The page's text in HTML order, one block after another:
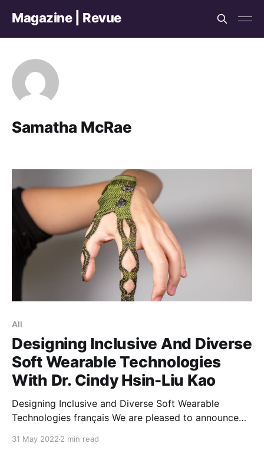
Magazine | Revue
Samatha McRae
All
Designing Inclusive And Diverse
Soft Wearable Technologies
With Dr. Cindy Hsin-Liu Kao
Designing Inclusive and Diverse Soft Wearable
Technologies français We are pleased to announce
Kao. We are looking forward to welcoming Dr. Kao to
31 May 2022 2 min read